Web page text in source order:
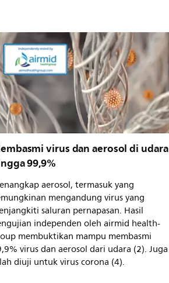
virus dan aerosol di udara
99,9%
aerosol, termasuk yang
mengandung virus yang
saluran pernapasan. Hasil
independen oleh airmid health-
membuktikan mampu membasmi
virus dan aerosol dari udara (2). Juga
diuji untuk virus corona (4).